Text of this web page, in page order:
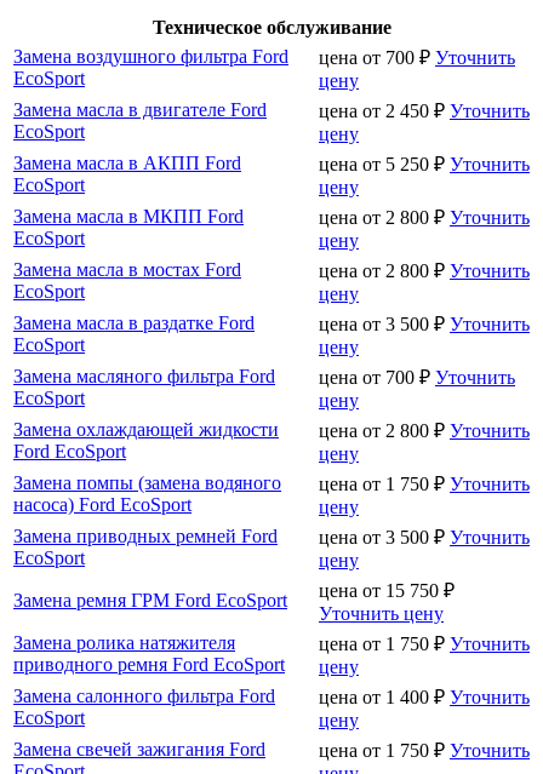
Техническое обслуживание
Замена воздушного фильтра Ford
EcoSport
цена от 700 ₽ Уточнить
цену
Замена масла в двигателе Ford
EcoSport
цена от 2 450 ₽ Уточнить
цену
Замена масла в АКПП Ford
EcoSport
цена от 5 250 ₽ Уточнить
цену
Замена масла в МКПП Ford
EcoSport
цена от 2 800 ₽ Уточнить
цену
Замена масла в мостах Ford
EcoSport
цена от 2 800 ₽ Уточнить
цену
Замена масла в раздатке Ford
EcoSport
цена от 3 500 ₽ Уточнить
цену
Замена масляного фильтра Ford
EcoSport
цена от 700 ₽ Уточнить
цену
Замена охлаждающей жидкости
Ford EcoSport
цена от 2 800 ₽ Уточнить
цену
Замена помпы (замена водяного
насоса) Ford EcoSport
цена от 1 750 ₽ Уточнить
цену
Замена приводных ремней Ford
EcoSport
цена от 3 500 ₽ Уточнить
цену
Замена ремня ГРМ Ford EcoSport
цена от 15 750 ₽
Уточнить цену
Замена ролика натяжителя
приводного ремня Ford EcoSport
цена от 1 750 ₽ Уточнить
цену
Замена салонного фильтра Ford
EcoSport
цена от 1 400 ₽ Уточнить
цену
Замена свечей зажигания Ford
цена от 1 750 ₽ Уточнить